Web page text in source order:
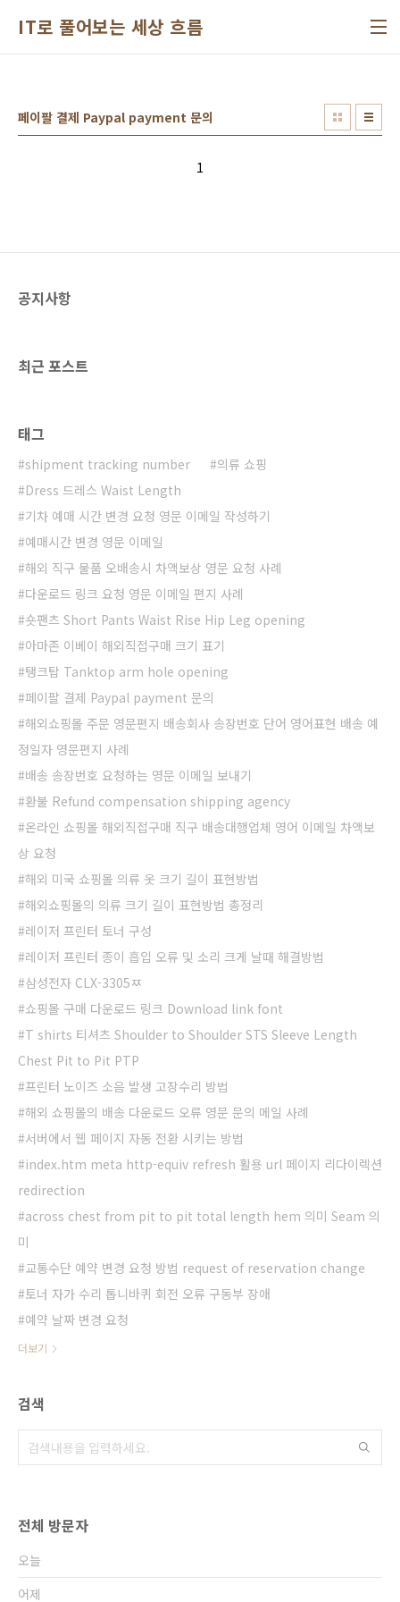
IT로 풀어보는 세상 흐름
페이팔 결제 Paypal payment 문의
1
공지사항
최근 포스트
태그
shipment tracking number
의류 쇼핑
Dress 드레스 Waist Length
기차 예매 시간 변경 요청 영문 이메일 작성하기
예매시간 변경 영문 이메일
해외 직구 물품 오배송시 차액보상 영문 요청 사례
다운로드 링크 요청 영문 이메일 편지 사례
숏팬츠 Short Pants Waist Rise Hip Leg opening
아마존 이베이 해외직접구매 크기 표기
탱크탑 Tanktop arm hole opening
페이팔 결제 Paypal payment 문의
해외쇼핑몰 주문 영문편지 배송회사 송장번호 단어 영어표현 배송 예
정일자 영문편지 사례
배송 송장번호 요청하는 영문 이메일 보내기
환불 Refund compensation shipping agency
온라인 쇼핑몰 해외직접구매 직구 배송대행업체 영어 이메일 차액보
상 요청
해외 미국 쇼핑몰 의류 옷 크기 길이 표현방법
해외쇼핑몰의 의류 크기 길이 표현방법 총정리
레이저 프린터 토너 구성
레이저 프린터 종이 흡입 오류 및 소리 크게 날때 해결방법
삼성전자 CLX-3305ㅉ
쇼핑몰 구매 다운로드 링크 Download link font
T shirts 티셔츠 Shoulder to Shoulder STS Sleeve Length
Chest Pit to Pit PTP
프린터 노이즈 소음 발생 고장수리 방법
해외 쇼핑몰의 배송 다운로드 오류 영문 문의 메일 사례
서버에서 웹 페이지 자동 전환 시키는 방법
index.htm meta http-equiv refresh 활용 url 페이지 리다이렉션
redirection
across chest from pit to pit total length hem 의미 Seam 의
미
교통수단 예약 변경 요청 방법 request of reservation change
토너 자가 수리 톱니바퀴 회전 오류 구동부 장애
예약 날짜 변경 요청
더보기
검색
전체 방문자
오늘
어제